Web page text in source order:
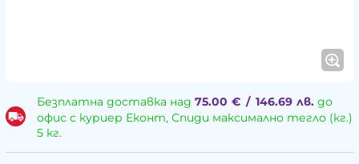
Безплатна доставка над 75.00 € / 146.69 лв.до
офис с куриер Еконт, Спиди максимално тегло (кг.)
5 кг.